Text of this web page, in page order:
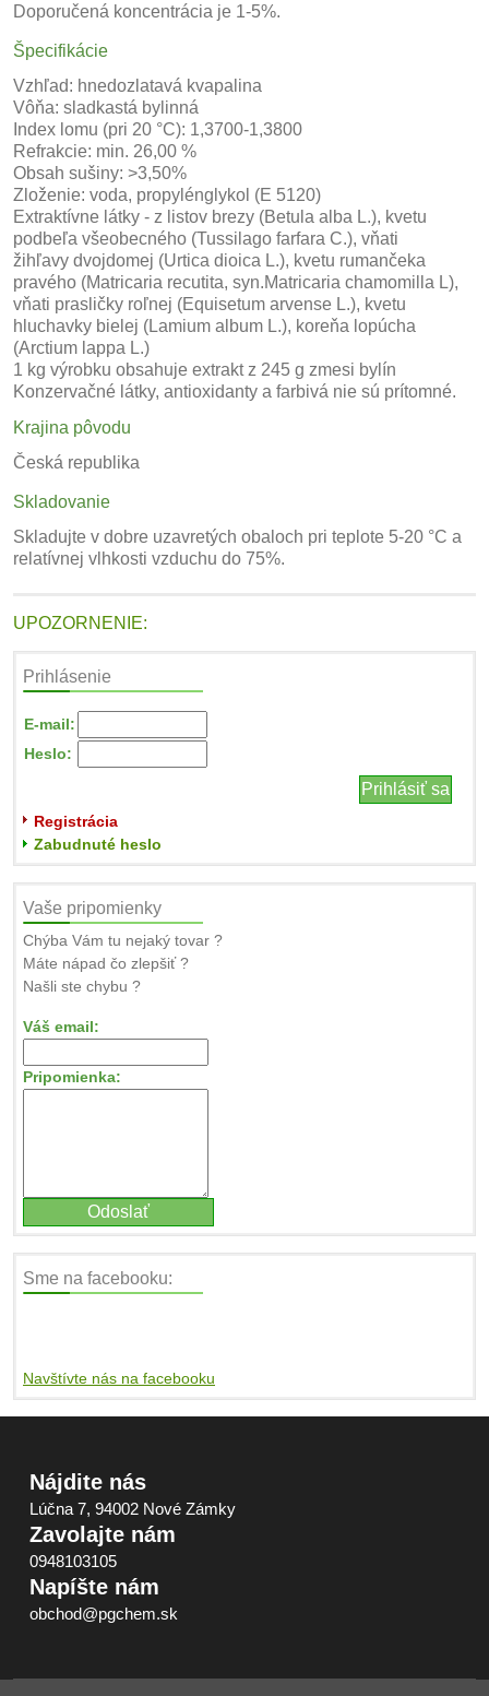
Doporučená koncentrácia je 1-5%.
Špecifikácie
Vzhľad: hnedozlatavá kvapalina
Vôňa: sladkastá bylinná
Index lomu (pri 20 °C): 1,3700-1,3800
Refrakcie: min. 26,00 %
Obsah sušiny: >3,50%
Zloženie: voda, propylénglykol (E 5120)
Extraktívne látky - z listov brezy (Betula alba L.), kvetu
podbeľa všeobecného (Tussilago farfara C.), vňati
žihľavy dvojdomej (Urtica dioica L.), kvetu rumančeka
pravého (Matricaria recutita, syn.Matricaria chamomilla L),
vňati prasličky roľnej (Equisetum arvense L.), kvetu
hluchavky bielej (Lamium album L.), koreňa lopúcha
(Arctium lappa L.)
1 kg výrobku obsahuje extrakt z 245 g zmesi bylín
Konzervačné látky, antioxidanty a farbivá nie sú prítomné.
Krajina pôvodu
Česká republika
Skladovanie
Skladujte v dobre uzavretých obaloch pri teplote 5-20 °C a
relatívnej vlhkosti vzduchu do 75%.
UPOZORNENIE:
Prihlásenie
E-mail:
Heslo:
Registrácia
Zabudnuté heslo
Vaše pripomienky
Chýba Vám tu nejaký tovar ?
Máte nápad čo zlepšiť ?
Našli ste chybu ?
Váš email:
Pripomienka:
Sme na facebooku:
Navštívte nás na facebooku
Nájdite nás
Lúčna 7, 94002 Nové Zámky
Zavolajte nám
0948103105
Napíšte nám
obchod@pgchem.sk